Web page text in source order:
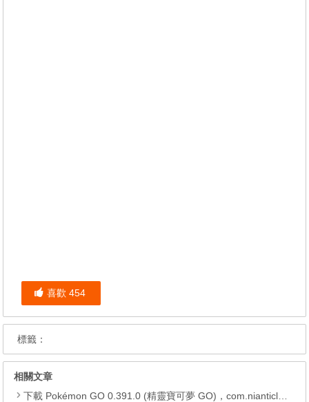
喜歡 454
標籤：
相關文章
下載 Pokémon GO 0.391.0 (精靈寶可夢 GO)，com.nianticlabs.pokemongo (.apk) (.xapk)